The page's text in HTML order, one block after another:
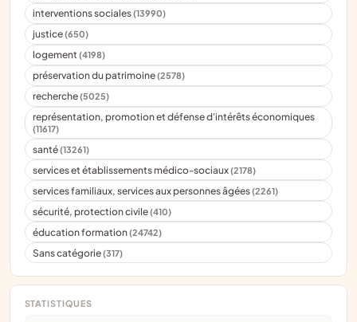
interventions sociales(13990)
justice(650)
logement(4198)
préservation du patrimoine(2578)
recherche(5025)
représentation, promotion et défense d'intérêts économiques
(11617)
santé(13261)
services et établissements médico-sociaux(2178)
services familiaux, services aux personnes âgées(2261)
sécurité, protection civile(410)
éducation formation(24742)
Sans catégorie(317)
STATISTIQUES